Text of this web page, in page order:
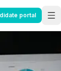
portal